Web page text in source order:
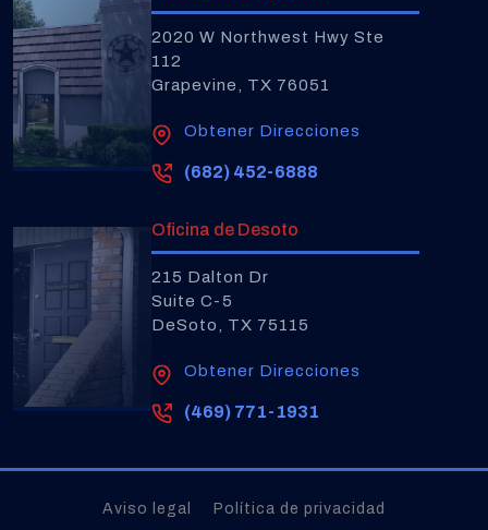
2020 W Northwest Hwy Ste
112
Grapevine, TX 76051
Obtener Direcciones
(682) 452-6888
Oficina de Desoto
215 Dalton Dr
Suite C-5
DeSoto, TX 75115
Obtener Direcciones
(469) 771-1931
Aviso legal Política de privacidad